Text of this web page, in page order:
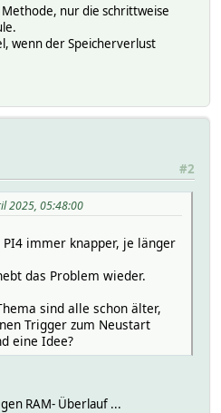
nur die schrittweise
wenn der Speicherverlust
#2
2025, 05:48:00
immer knapper, je länger
das Problem wieder.
sind alle schon älter,
Trigger zum Neustart
eine Idee?
RAM- Überlauf ...